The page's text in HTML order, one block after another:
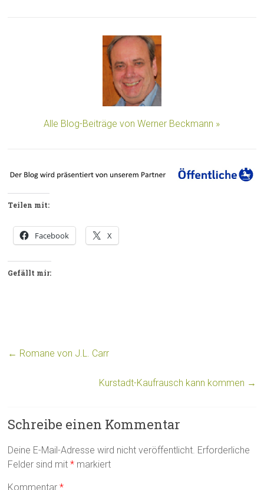
Alle Blog-Beiträge von Werner Beckmann »
Teilen mit:
Facebook X
Gefällt mir:
← Romane von J.L. Carr
Kurstadt-Kaufrausch kann kommen →
Schreibe einen Kommentar
Deine E-Mail-Adresse wird nicht veröffentlicht. Erforderliche
Felder sind mit* markiert
Kommentar*